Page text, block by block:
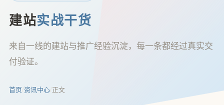
建站实战干货
来自一线的建站与推广经验沉淀，每一条都经过真实交
付验证。
首页/资讯中心/正文